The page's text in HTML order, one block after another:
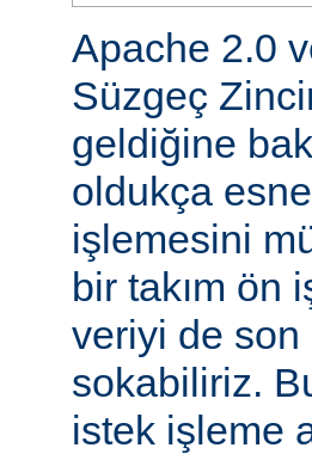
Apache 2.0
Süzgeç
geldiğine
oldukça
işlemesini
bir takım ön
veriyi de son
sokabiliriz.
istek işleme